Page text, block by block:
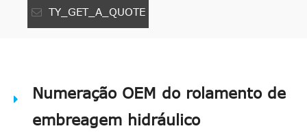
TY_GET_A_QUOTE
Numeração OEM do rolamento de
embreagem hidráulico